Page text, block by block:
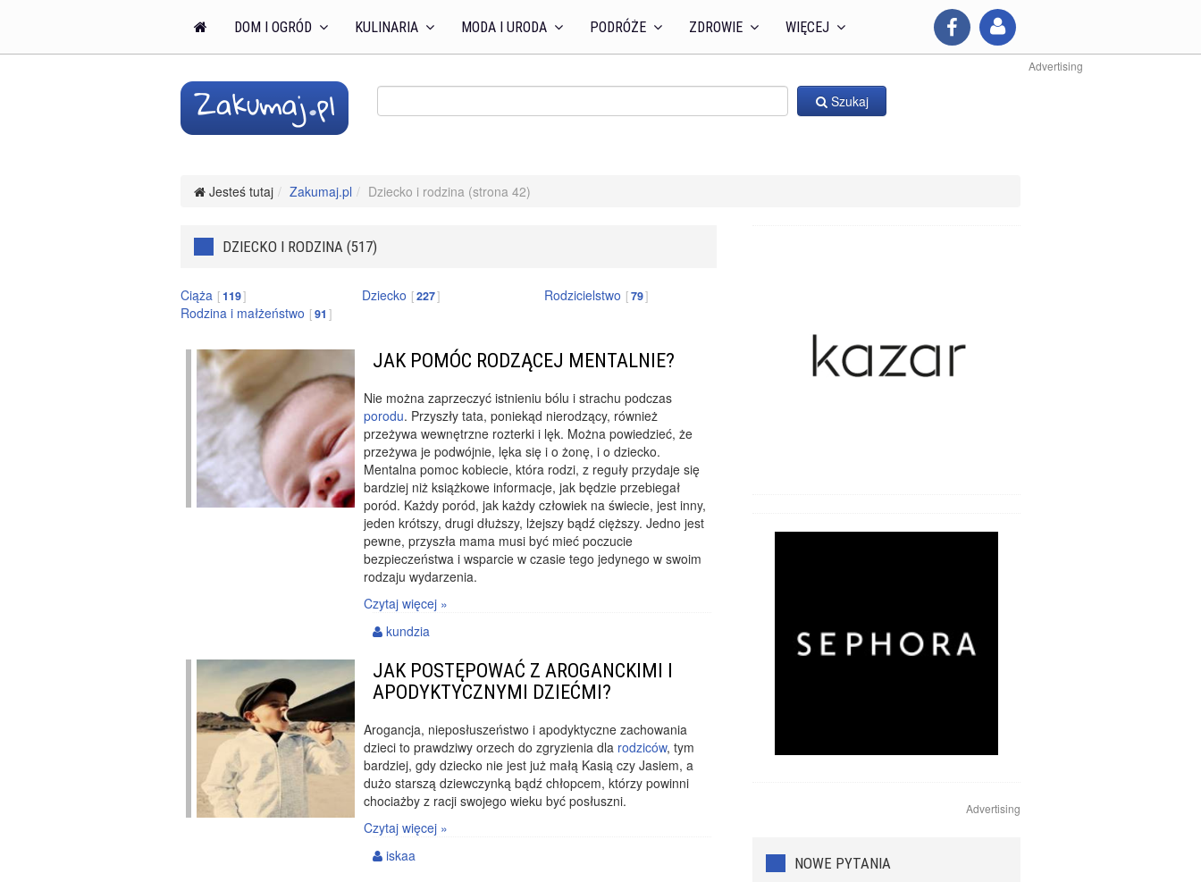
DOM I OGRÓD KULINARIA MODA I URODA PODRÓŻE ZDROWIE WIĘCEJ
Advertising
Szukaj
Jesteś tutaj Zakumaj.pl Dziecko i rodzina (strona 42)
DZIECKO I RODZINA (517)
Ciąża 119 Dziecko 227 Rodzicielstwo 79
Rodzina i małżeństwo 91
JAK POMÓC RODZĄCEJ MENTALNIE?
Nie można zaprzeczyć istnieniu bólu i strachu podczas
porodu. Przyszły tata, poniekąd nierodzący, również
przeżywa wewnętrzne rozterki i lęk. Można powiedzieć, że
przeżywa je podwójnie, lęka się i o żonę, i o dziecko.
Mentalna pomoc kobiecie, która rodzi, z reguły przydaje się
bardziej niż książkowe informacje, jak będzie przebiegał
poród. Każdy poród, jak każdy człowiek na świecie, jest inny,
jeden krótszy, drugi dłuższy, lżejszy bądź cięższy. Jedno jest
pewne, przyszła mama musi być mieć poczucie
bezpieczeństwa i wsparcie w czasie tego jedynego w swoim
rodzaju wydarzenia.
Czytaj więcej »
kundzia
JAK POSTĘPOWAĆ Z AROGANCKIMI I
APODYKTYCZNYMI DZIEĆMI?
Arogancja, nieposłuszeństwo i apodyktyczne zachowania
dzieci to prawdziwy orzech do zgryzienia dla rodziców, tym
bardziej, gdy dziecko nie jest już małą Kasią czy Jasiem, a
dużo starszą dziewczynką bądź chłopcem, którzy powinni
chociażby z racji swojego wieku być posłuszni.
Czytaj więcej »
iskaa
Advertising
NOWE PYTANIA